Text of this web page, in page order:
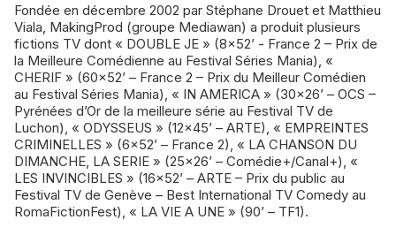
Fondée en décembre 2002 par Stéphane Drouet et Matthieu
Viala, MakingProd (groupe Mediawan) a produit plusieurs
fictions TV dont « DOUBLE JE » (8x52’ - France 2 – Prix de
la Meilleure Comédienne au Festival Séries Mania), «
CHERIF » (60x52’ – France 2 – Prix du Meilleur Comédien
au Festival Séries Mania), « IN AMERICA » (30x26’ – OCS –
Pyrénées d’Or de la meilleure série au Festival TV de
Luchon), « ODYSSEUS » (12x45’ – ARTE), « EMPREINTES
CRIMINELLES » (6x52’ – France 2), « LA CHANSON DU
DIMANCHE, LA SERIE » (25x26’ – Comédie+/Canal+), «
LES INVINCIBLES » (16x52’ – ARTE – Prix du public au
Festival TV de Genève – Best International TV Comedy au
RomaFictionFest), « LA VIE A UNE » (90’ – TF1).